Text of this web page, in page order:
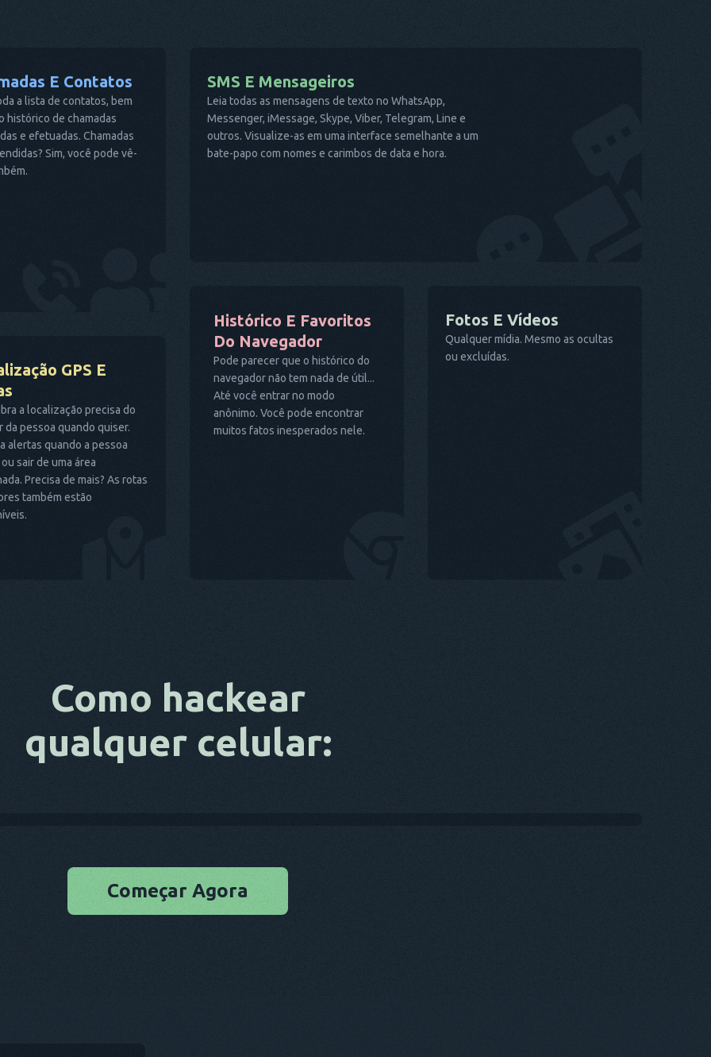
E Contatos
a lista de contatos, bem
histórico de chamadas
e efetuadas. Chamadas
Sim, você pode vê-
GPS E
a localização precisa do
da pessoa quando quiser.
alertas quando a pessoa
sair de uma área
Precisa de mais? As rotas
também estão
SMS E Mensageiros
Leia todas as mensagens de texto no WhatsApp,
Messenger, iMessage, Skype, Viber, Telegram, Line e
outros. Visualize-as em uma interface semelhante a um
bate-papo com nomes e carimbos de data e hora.
Histórico E Favoritos
Do Navegador
Pode parecer que o histórico do
navegador não tem nada de útil...
Até você entrar no modo
anônimo. Você pode encontrar
muitos fatos inesperados nele.
Fotos E Vídeos
Qualquer mídia. Mesmo as ocultas
ou excluídas.
Como hackear
qualquer celular:
Começar Agora